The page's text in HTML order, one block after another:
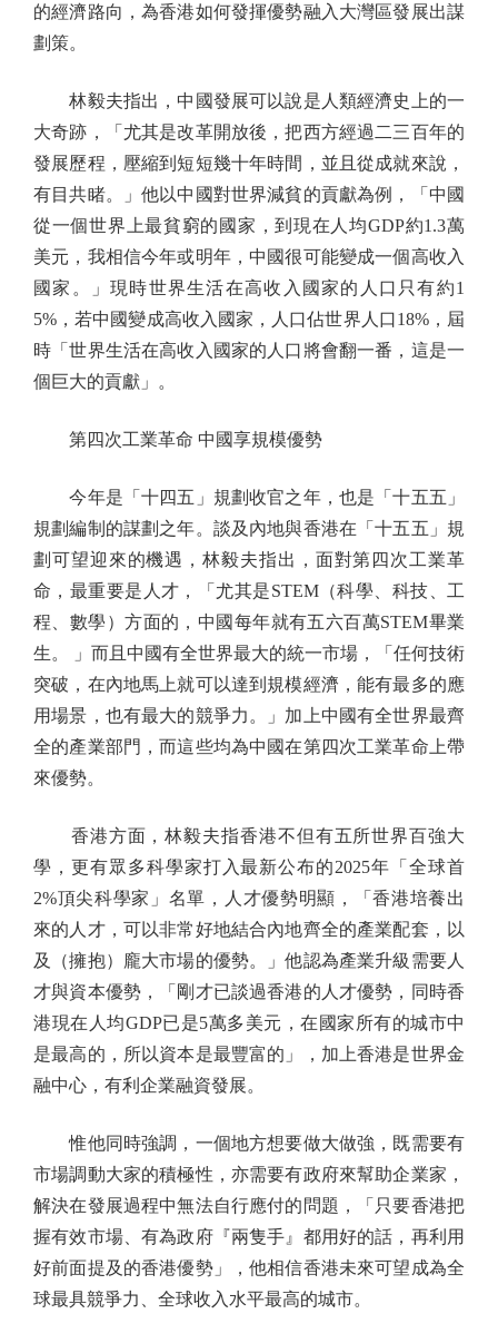
的經濟路向，為香港如何發揮優勢融入大灣區發展出謀
劃策。
林毅夫指出，中國發展可以說是人類經濟史上的一
大奇跡，「尤其是改革開放後，把西方經過二三百年的
發展歷程，壓縮到短短幾十年時間，並且從成就來說，
有目共睹。」他以中國對世界減貧的貢獻為例，「中國
從一個世界上最貧窮的國家，到現在人均GDP約1.3萬
美元，我相信今年或明年，中國很可能變成一個高收入
國家。」現時世界生活在高收入國家的人口只有約1
5%，若中國變成高收入國家，人口佔世界人口18%，屆
時「世界生活在高收入國家的人口將會翻一番，這是一
個巨大的貢獻」。
第四次工業革命 中國享規模優勢
今年是「十四五」規劃收官之年，也是「十五五」
規劃編制的謀劃之年。談及內地與香港在「十五五」規
劃可望迎來的機遇，林毅夫指出，面對第四次工業革
命，最重要是人才，「尤其是STEM（科學、科技、工
程、數學）方面的，中國每年就有五六百萬STEM畢業
生。 」而且中國有全世界最大的統一市場，「任何技術
突破，在內地馬上就可以達到規模經濟，能有最多的應
用場景，也有最大的競爭力。」加上中國有全世界最齊
全的產業部門，而這些均為中國在第四次工業革命上帶
來優勢。
香港方面，林毅夫指香港不但有五所世界百強大
學，更有眾多科學家打入最新公布的2025年「全球首
2%頂尖科學家」名單，人才優勢明顯，「香港培養出
來的人才，可以非常好地結合內地齊全的產業配套，以
及（擁抱）龐大市場的優勢。」他認為產業升級需要人
才與資本優勢，「剛才已談過香港的人才優勢，同時香
港現在人均GDP已是5萬多美元，在國家所有的城市中
是最高的，所以資本是最豐富的」，加上香港是世界金
融中心，有利企業融資發展。
惟他同時強調，一個地方想要做大做強，既需要有
市場調動大家的積極性，亦需要有政府來幫助企業家，
解決在發展過程中無法自行應付的問題，「只要香港把
握有效市場、有為政府『兩隻手』都用好的話，再利用
好前面提及的香港優勢」，他相信香港未來可望成為全
球最具競爭力、全球收入水平最高的城市。